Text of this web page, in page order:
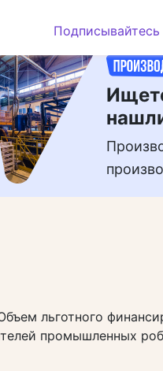
Подписывайтесь
льготного
промышленных